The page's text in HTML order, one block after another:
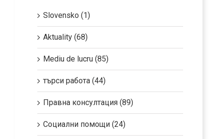
Slovensko (1)
Aktuality (68)
Mediu de lucru (85)
търси работа (44)
Правна консултация (89)
Социални помощи (24)